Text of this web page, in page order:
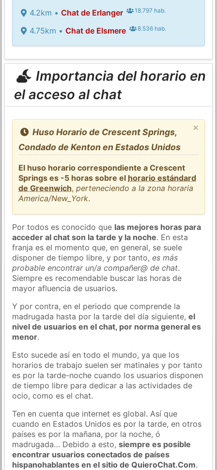
4.2km • Chat de Erlanger 18.797 hab.
4.75km • Chat de Elsmere 8.536 hab.
Importancia del horario en
el acceso al chat
×
Huso Horario de Crescent Springs,
Condado de Kenton en Estados Unidos
El huso horario correspondiente a Crescent
Springs es -5 horas sobre el horario estándard
de Greenwich,perteneciendo a la zona horaria
America/New_York.
Por todos es conocido que las mejores horas para
acceder al chat son la tarde y la noche. En esta
franja es el momento que, en general, se suele
disponer de tiempo libre, y por tanto,es más
probable encontrar un/a compañer@ de chat.
Siempre es recomendable buscar las horas de
mayor afluencia de usuarios.
Y por contra, en el periodo que comprende la
madrugada hasta por la tarde del día siguiente,el
nivel de usuarios en el chat, por norma general es
menor.
Esto sucede así en todo el mundo, ya que los
horarios de trabajo suelen ser matinales y por tanto
es por la tarde-noche cuando los usuarios disponen
de tiempo libre para dedicar a las actividades de
ocio, como es el chat.
Ten en cuenta que internet es global. Así que
cuando en Estados Unidos es por la tarde, en otros
países es por la mañana, por la noche, ó
madrugada… Debido a esto,siempre es posible
encontrar usuarios conectados de países
hispanohablantes en el sitio de QuieroChat.Com.